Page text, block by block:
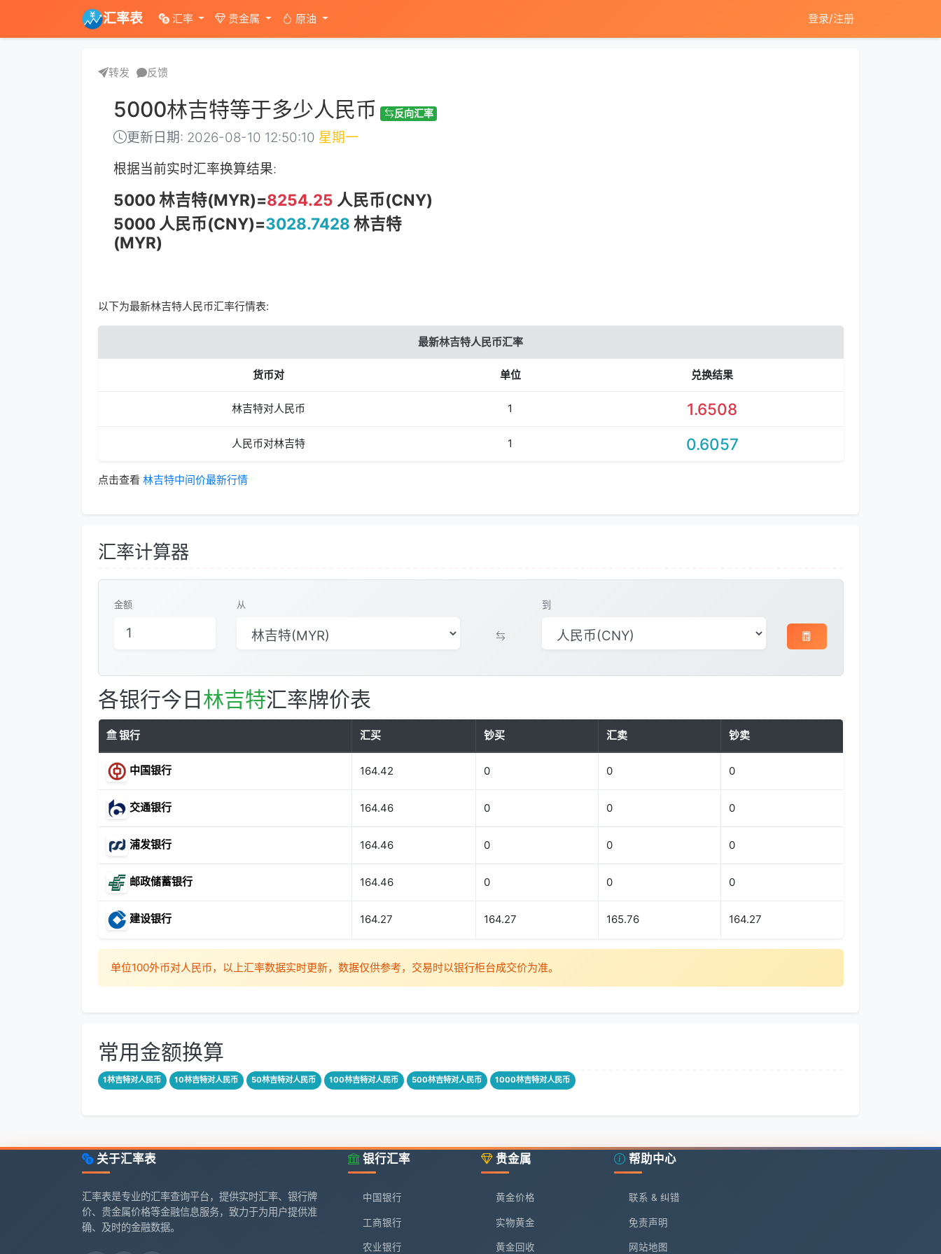
汇率表 汇率 贵金属 原油 登录/注册
转发 反馈
5000林吉特等于多少人民币 反向汇率
更新日期: 2026-08-10 12:50:10 星期一
根据当前实时汇率换算结果:
5000 林吉特(MYR)=8254.25 人民币(CNY)
5000 人民币(CNY)=3028.7428 林吉特
(MYR)
以下为最新林吉特人民币汇率行情表:
最新林吉特人民币汇率
货币对 单位 兑换结果
林吉特对人民币 1 1.6508
人民币对林吉特 1 0.6057
点击查看 林吉特中间价最新行情
汇率计算器
金额 从 到
各银行今日林吉特汇率牌价表
银行 汇买 钞买 汇卖 钞卖
中国银行 164.42 0 0 0
交通银行 164.46 0 0 0
浦发银行 164.46 0 0 0
邮政储蓄银行 164.46 0 0 0
建设银行 164.27 164.27 165.76 164.27
单位100外币对人民币，以上汇率数据实时更新，数据仅供参考，交易时以银行柜台成交价为准。
常用金额换算
1林吉特对人民币 10林吉特对人民币 50林吉特对人民币 100林吉特对人民币 500林吉特对人民币 1000林吉特对人民币
关于汇率表
汇率表是专业的汇率查询平台，提供实时汇率、银行牌
价、贵金属价格等金融信息服务，致力于为用户提供准
确、及时的金融数据。
银行汇率
中国银行
工商银行
农业银行
贵金属
黄金价格
实物黄金
黄金回收
帮助中心
联系 & 纠错
免责声明
网站地图